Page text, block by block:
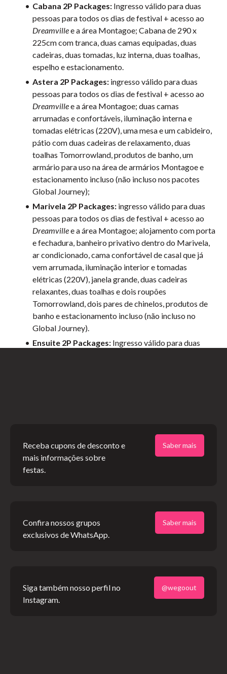
Cabana 2P Packages: Ingresso válido para duas
pessoas para todos os dias de festival + acesso ao
Dreamvillee a área Montagoe; Cabana de 290 x
225cm com tranca, duas camas equipadas, duas
cadeiras, duas tomadas, luz interna, duas toalhas,
espelho e estacionamento.
Astera 2P Packages: ingresso válido para duas
pessoas para todos os dias de festival + acesso ao
Dreamvillee a área Montagoe; duas camas
arrumadas e confortáveis, iluminação interna e
tomadas elétricas (220V), uma mesa e um cabideiro,
pátio com duas cadeiras de relaxamento, duas
toalhas Tomorrowland, produtos de banho, um
armário para uso na área de armários Montagoe e
estacionamento incluso (não incluso nos pacotes
Global Journey);
Marivela 2P Packages: ingresso válido para duas
pessoas para todos os dias de festival + acesso ao
Dreamvillee a área Montagoe; alojamento com porta
e fechadura, banheiro privativo dentro do Marivela,
ar condicionado, cama confortável de casal que já
vem arrumada, iluminação interior e tomadas
elétricas (220V), janela grande, duas cadeiras
relaxantes, duas toalhas e dois roupões
Tomorrowland, dois pares de chinelos, produtos de
banho e estacionamento incluso (não incluso no
Global Journey).
Ensuite 2P Packages: Ingresso válido para duas
*Créditos: divulgação
Mansion Packages
Receba cupons de desconto e
mais informações sobre
festas.
Saber mais
Confira nossos grupos
exclusivos de WhatsApp.
Saber mais
Siga também nosso perfil no
Instagram.
@wegoout